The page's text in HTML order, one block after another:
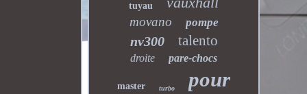
tuyau
movano pompe
nv300 talento
droite pare-chocs
master turbo pour